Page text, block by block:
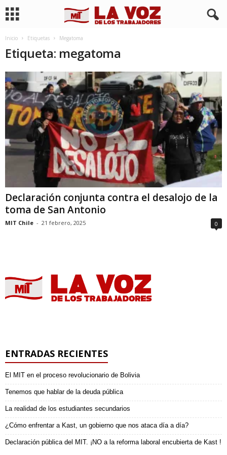
Inicio Etiquetas Megatoma
Etiqueta: megatoma
Declaración conjunta contra el desalojo de la
toma de San Antonio
MIT Chile - 21 febrero, 2025 0
ENTRADAS RECIENTES
El MIT en el proceso revolucionario de Bolivia
Tenemos que hablar de la deuda pública
La realidad de los estudiantes secundarios
¿Cómo enfrentar a Kast, un gobierno que nos ataca día a día?
Declaración pública del MIT. ¡NO a la reforma laboral encubierta de Kast !